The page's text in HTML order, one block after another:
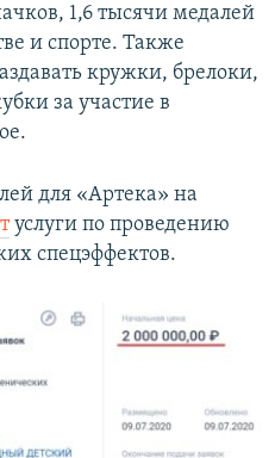
1,6 тысячи медалей
и спорте. Также
кружки, брелоки,
за участие в
для «Артека» на
услуги по проведению
спецэффектов.